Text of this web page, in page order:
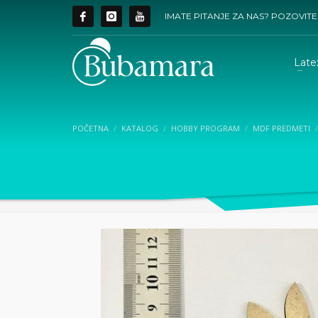
IMATE PITANJE ZA NAS?
POČETNA KATALOG HOBBY PROGRAM MDF PREDMETI